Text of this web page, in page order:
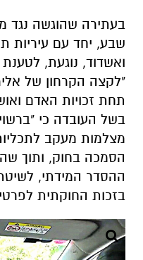
בעתירה שהוגשה נגד
שבע, יחד עם עיריות
ואשדוד, נוגעת,
"לקצה הקרחון של
תחת זכויות האדם
בשל העובדה כי
מצלמות מעקב
הסמכה בחוק, ותוך
ההסדר המידתי,
בזכות החוקתית